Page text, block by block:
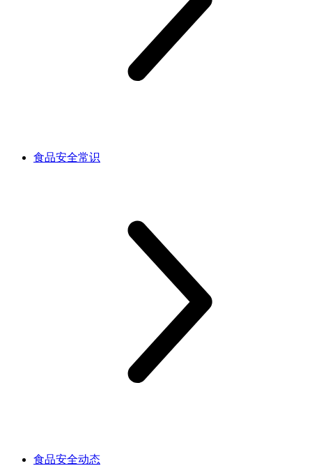
食品安全常识
食品安全动态